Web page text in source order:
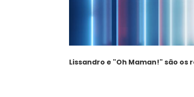
Lissandro e "Oh Maman!" são